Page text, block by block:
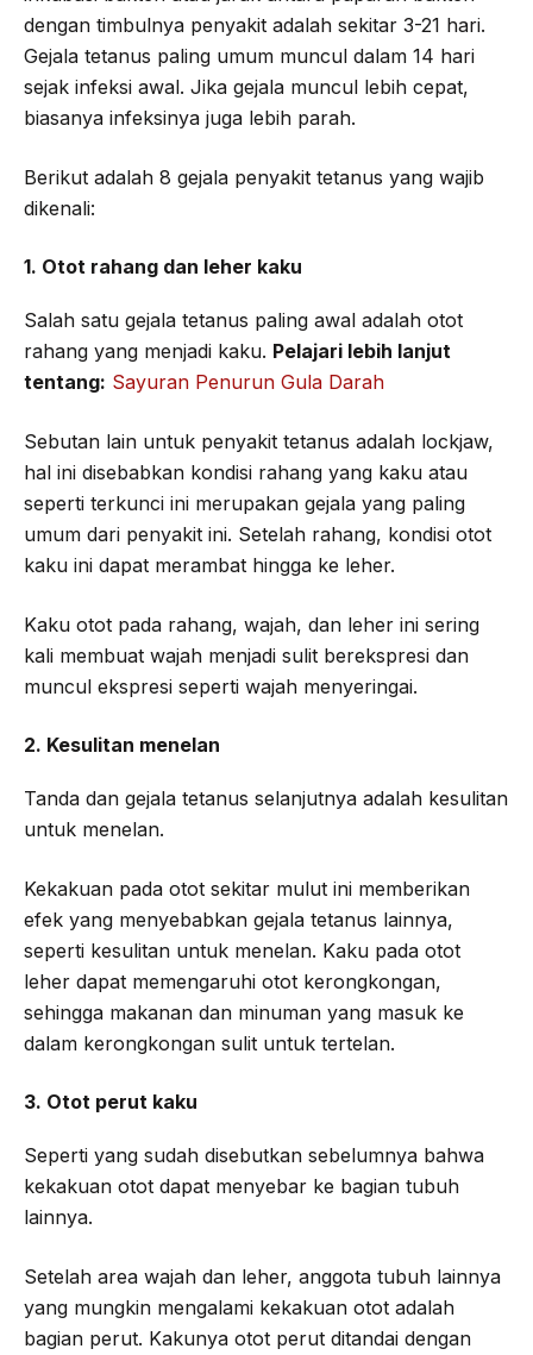
dengan timbulnya penyakit adalah sekitar 3-21 hari.
Gejala tetanus paling umum muncul dalam 14 hari
sejak infeksi awal. Jika gejala muncul lebih cepat,
biasanya infeksinya juga lebih parah.
Berikut adalah 8 gejala penyakit tetanus yang wajib
dikenali:
1. Otot rahang dan leher kaku
Salah satu gejala tetanus paling awal adalah otot
rahang yang menjadi kaku. Pelajari lebih lanjut
tentang: Sayuran Penurun Gula Darah
Sebutan lain untuk penyakit tetanus adalah lockjaw,
hal ini disebabkan kondisi rahang yang kaku atau
seperti terkunci ini merupakan gejala yang paling
umum dari penyakit ini. Setelah rahang, kondisi otot
kaku ini dapat merambat hingga ke leher.
Kaku otot pada rahang, wajah, dan leher ini sering
kali membuat wajah menjadi sulit berekspresi dan
muncul ekspresi seperti wajah menyeringai.
2. Kesulitan menelan
Tanda dan gejala tetanus selanjutnya adalah kesulitan
untuk menelan.
Kekakuan pada otot sekitar mulut ini memberikan
efek yang menyebabkan gejala tetanus lainnya,
seperti kesulitan untuk menelan. Kaku pada otot
leher dapat memengaruhi otot kerongkongan,
sehingga makanan dan minuman yang masuk ke
dalam kerongkongan sulit untuk tertelan.
3. Otot perut kaku
Seperti yang sudah disebutkan sebelumnya bahwa
kekakuan otot dapat menyebar ke bagian tubuh
lainnya.
Setelah area wajah dan leher, anggota tubuh lainnya
yang mungkin mengalami kekakuan otot adalah
bagian perut. Kakunya otot perut ditandai dengan